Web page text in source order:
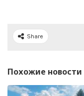
Share
Похожие новости